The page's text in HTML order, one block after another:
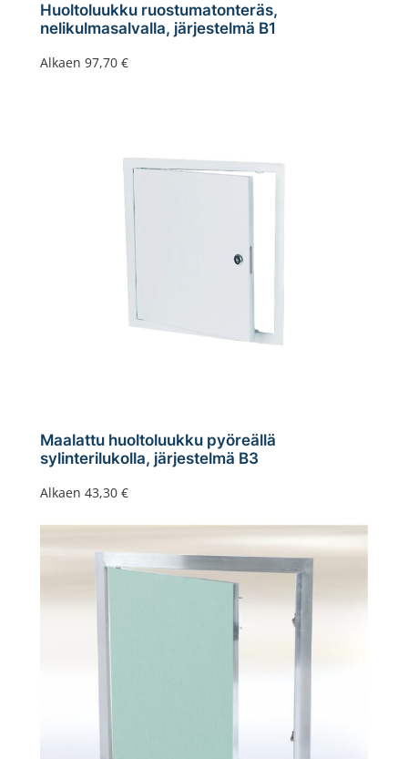
Huoltoluukku ruostumatonteräs,
nelikulmasalvalla, järjestelmä B1
Alkaen 97,70 €
Maalattu huoltoluukku pyöreällä
sylinterilukolla, järjestelmä B3
Alkaen 43,30 €